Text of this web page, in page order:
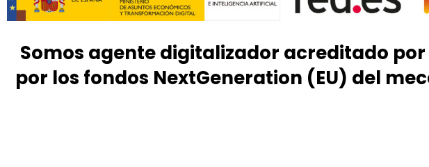
Somos agente digitalizador acreditado
por los fondos NextGeneration (EU) del